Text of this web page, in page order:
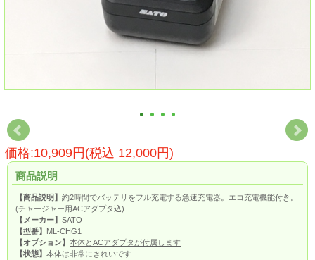
価格:10,909円(税込 12,000円)
商品説明
【商品説明】 約2時間でバッテリをフル充電する急速充電器。エコ充電機能付き。
(チャージャー用ACアダプタ込)
【メーカー】 SATO
【型番】 ML-CHG1
【オプション】 本体とACアダプタが付属します
【状態】 本体は非常にきれいです